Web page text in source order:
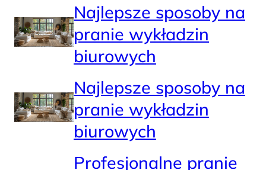
Najlepsze sposoby na
pranie wykładzin
biurowych
Najlepsze sposoby na
pranie wykładzin
biurowych
Profesjonalne pranie